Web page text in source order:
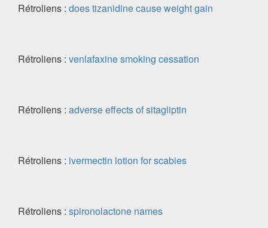
Rétroliens : does tizanidine cause weight gain
Rétroliens : venlafaxine smoking cessation
Rétroliens : adverse effects of sitagliptin
Rétroliens : ivermectin lotion for scabies
Rétroliens : spironolactone names